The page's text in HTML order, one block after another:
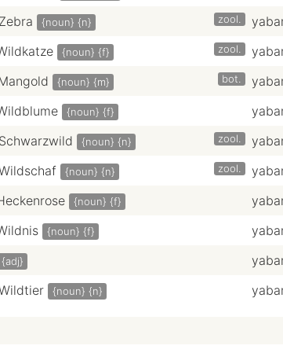
Zebra {noun} {n} zool.
{noun} {f} zool.
{noun} {m} bot.
{noun} {f}
Schwarzwild {noun} {n} zool.
{noun} {n} zool.
{noun} {f}
{noun} {f}
{adj}
{noun} {n}